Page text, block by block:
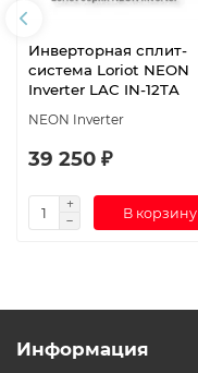
Инверторная сплит-
система Loriot NEON
Inverter LAC IN-12TA
NEON Inverter
39 250 ₽
В корзину
Информация